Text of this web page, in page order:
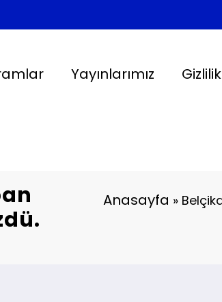
Yayınlarımız
Anasayfa »